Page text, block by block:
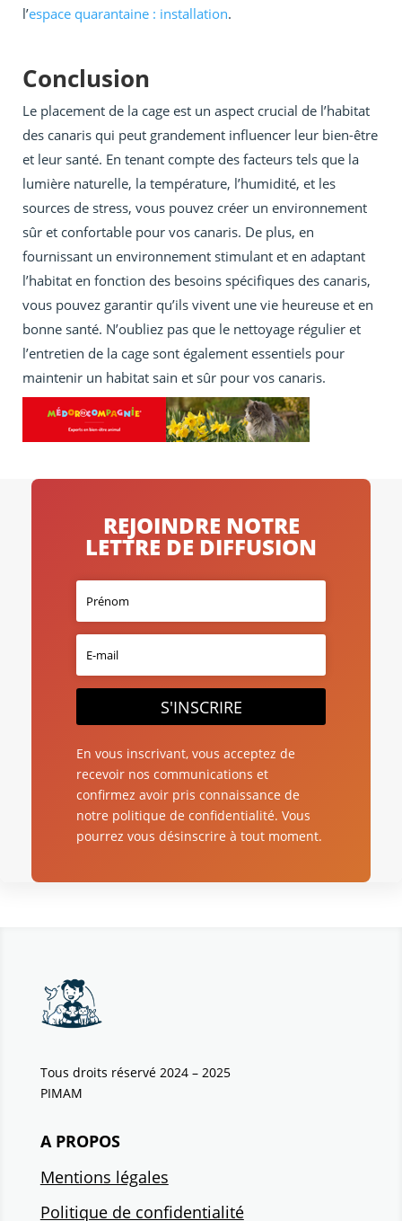
l’espace quarantaine : installation.
Conclusion
Le placement de la cage est un aspect crucial de l’habitat
des canaris qui peut grandement influencer leur bien-être
et leur santé. En tenant compte des facteurs tels que la
lumière naturelle, la température, l’humidité, et les
sources de stress, vous pouvez créer un environnement
sûr et confortable pour vos canaris. De plus, en
fournissant un environnement stimulant et en adaptant
l’habitat en fonction des besoins spécifiques des canaris,
vous pouvez garantir qu’ils vivent une vie heureuse et en
bonne santé. N’oubliez pas que le nettoyage régulier et
l’entretien de la cage sont également essentiels pour
maintenir un habitat sain et sûr pour vos canaris.
REJOINDRE NOTRE
LETTRE DE DIFFUSION
S'INSCRIRE
En vous inscrivant, vous acceptez de
recevoir nos communications et
confirmez avoir pris connaissance de
notre politique de confidentialité. Vous
pourrez vous désinscrire à tout moment.
Tous droits réservé 2024 – 2025
PIMAM
A PROPOS
Mentions légales
Politique de confidentialité